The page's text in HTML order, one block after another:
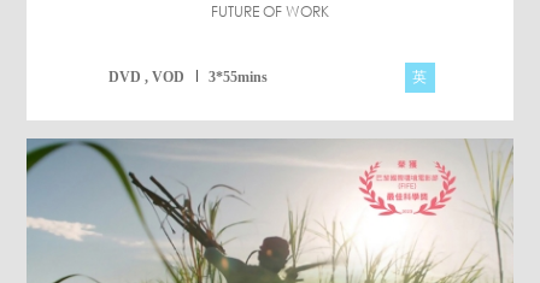
FUTURE OF WORK
DVD , VOD 3*55mins 英